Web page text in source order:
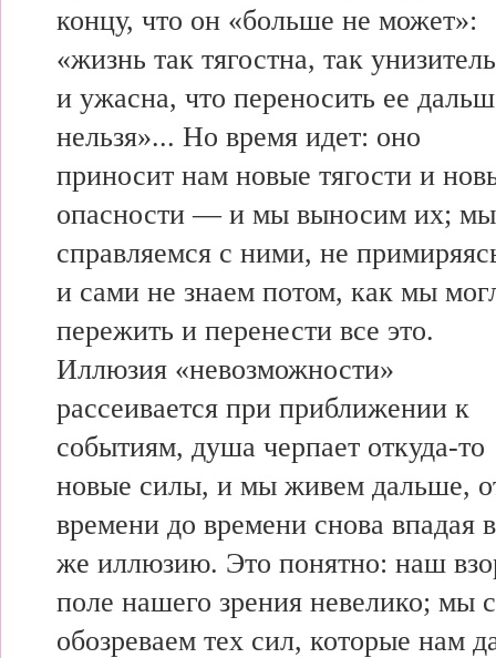
концу, что он «больше не может»:
«жизнь так тягостна, так
и ужасна, что переносить ее
нельзя»... Но время идет: оно
приносит нам новые тягости и
опасности — и мы выносим их; мы
справляемся с ними, не
и сами не знаем потом, как мы
пережить и перенести все это.
Иллюзия «невозможности»
рассеивается при приближении к
событиям, душа черпает откуда-то
новые силы, и мы живем дальше,
времени до времени снова впадая
же иллюзию. Это понятно: наш
поле нашего зрения невелико; мы
обозреваем тех сил, которые нам